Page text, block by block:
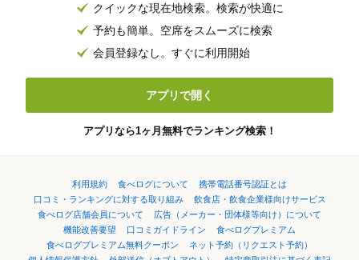
クイックな現在地検索。検索が快適に
予約も簡単。空席をスムーズに検索
会員登録なし。すぐに利用開始
アプリで開く
アプリなら1ヶ月無料でランキング検索！
利用規約 食べログについて
携帯電話番号認証とは
口コミ・ランキングに対する取り組み
飲食店・飲食企業様向けサービス
食べログ店舗会員について
広告（メーカー・団体様等向け）について
機能改善要望
口コミガイドライン
食べログプレミアム
食べログプレミアム無料クーポン
ネット予約（リクエスト予約）